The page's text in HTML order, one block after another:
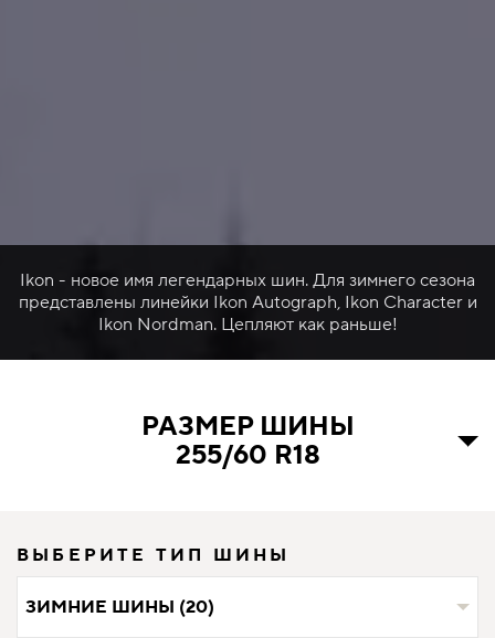
Ikon - новое имя легендарных шин. Для зимнего сезона
представлены линейки Ikon Autograph, Ikon Character и
Ikon Nordman. Цепляют как раньше!
РАЗМЕР ШИНЫ
255/60 R18
ВЫБЕРИТЕ ТИП ШИНЫ
ЗИМНИЕ ШИНЫ (20)